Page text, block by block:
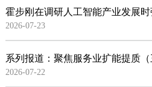
2026-07-23
2026-07-22